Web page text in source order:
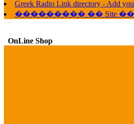
Greek Radio Link directory - Add
��������� �� Site
OnLine Shop